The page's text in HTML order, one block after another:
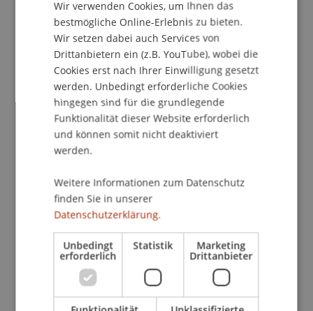
Workshops erreichen, welche abends in hybrider
Form stattfinden werden.
Im ersten Seminar wird Marten Graebner einen
Vortrag zum Thema
"Geld & Zeit sparen mit
ChatGPT"halten. Marten Graebner arbeitet in
der Finanzbranche in Liechtenstein und hat
bereits 2017 das KI Meetup "AI in Frankfurt"
mitbegründet.
Agenda:
17:30-17:45Einführung
17:45-19:00Geld & Zeit sparen mit ChatGPT
19:00-19:15KI Projekte an der Universität
Liechtenstein
19:15-19:30Umfrage & abschliessende Worte
Apéro & Networking
Wir verwenden Cookies, um Ihnen das
bestmögliche Online-Erlebnis zu bieten.
Wir setzen dabei auch Services von
Drittanbietern ein (z.B. YouTube), wobei die
Cookies erst nach Ihrer Einwilligung gesetzt
werden. Unbedingt erforderliche Cookies
hingegen sind für die grundlegende
Funktionalität dieser Website erforderlich
und können somit nicht deaktiviert
werden.
Weitere Informationen zum Datenschutz
finden Sie in unserer
Datenschutzerklärung.
Unbedingt
erforderlich
Statistik Marketing
Drittanbieter